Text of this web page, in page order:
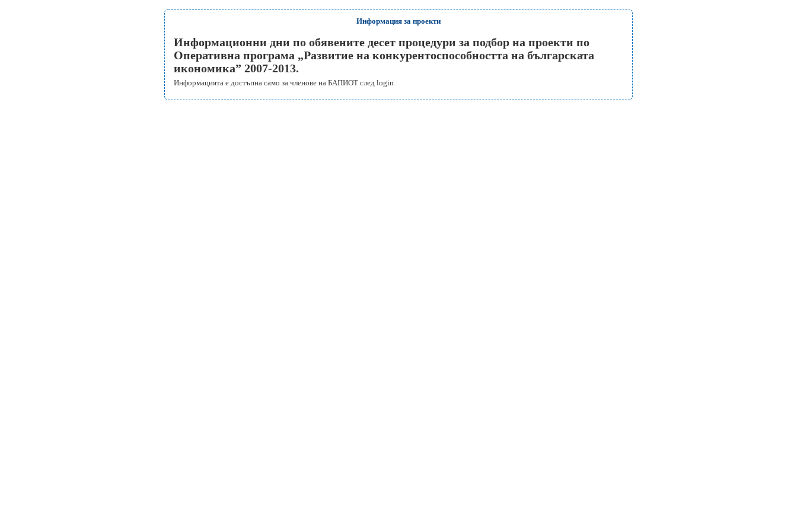
Информация за проекти
Информационни дни по обявените десет процедури за подбор на проекти по
Оперативна програма „Развитие на конкурентоспособността на българската
икономика” 2007-2013.
Информацията е достъпна само за членове на БАПИОТ след login